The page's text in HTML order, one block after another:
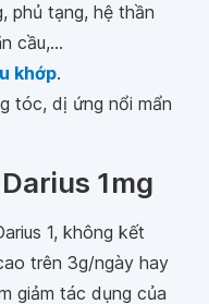
phủ tạng, hệ thần
cầu,...
khớp.
tóc, dị ứng nổi mẩn
1mg
1, không kết
trên 3g/ngày hay
giảm tác dụng của